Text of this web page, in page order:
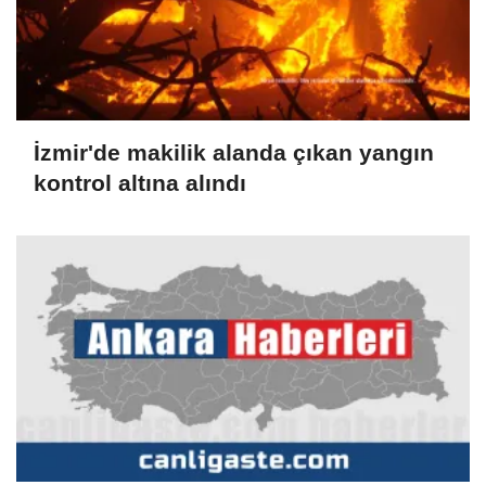
İzmir'de makilik alanda çıkan yangın
kontrol altına alındı